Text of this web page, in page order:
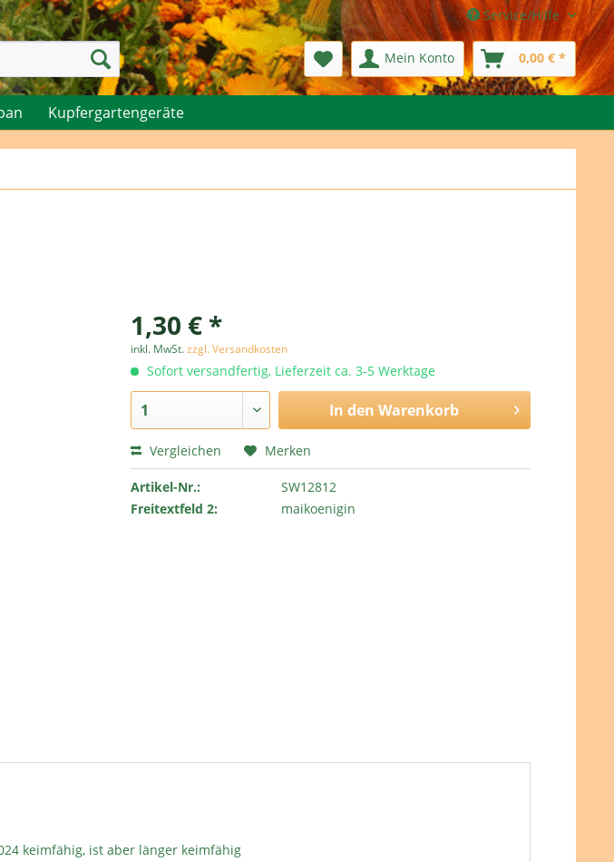
Service/Hilfe
Mein Konto 0,00 € *
Kupfergartengeräte
1,30 € *
inkl. MwSt.zzgl. Versandkosten
Sofort versandfertig, Lieferzeit ca. 3-5 Werktage
In den Warenkorb
Vergleichen Merken
Artikel-Nr.:
SW12812
Freitextfeld 2:
maikoenigin
keimfähig, ist aber länger keimfähig